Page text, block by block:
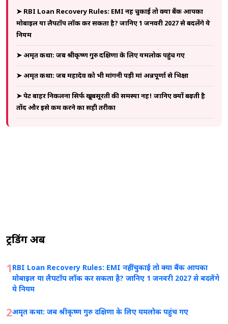
➤ RBI Loan Recovery Rules: EMI नहीं चुकाई तो क्या बैंक आपका
मोबाइल या लैपटॉप लॉक कर सकता है? जानिए 1 जनवरी 2027 से बदलेंगे ये
नियम
➤ अमृत कथा: जब श्रीकृष्ण गुरु दक्षिणा के लिए यमलोक पहुंच गए
➤ अमृत कथा: जब महादेव को भी मांगनी पड़ी मां अन्नपूर्णा से भिक्षा
➤ पेट बाहर निकलना सिर्फ खूबसूरती की समस्या नहीं! जानिए क्यों बढ़ती है
तोंद और इसे कम करने का सही तरीका
ट्रेंडिंग अब
1RBI Loan Recovery Rules: EMI नहीं चुकाई तो क्या बैंक आपका
मोबाइल या लैपटॉप लॉक कर सकता है? जानिए 1 जनवरी 2027 से बदलेंगे
ये नियम
2अमृत कथा: जब श्रीकृष्ण गुरु दक्षिणा के लिए यमलोक पहुंच गए